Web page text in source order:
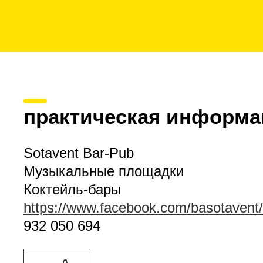
практическая
Sotavent Bar-Pub
Музыкальные площадки
Коктейль-бары
https://www.facebook.com/basotavent/
932 050 694